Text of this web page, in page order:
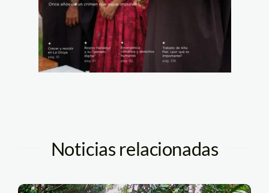
Noticias relacionadas